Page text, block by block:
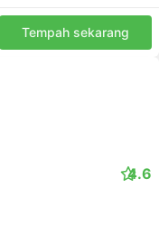
Tempah sekarang
4.6